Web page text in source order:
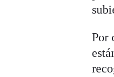
Por